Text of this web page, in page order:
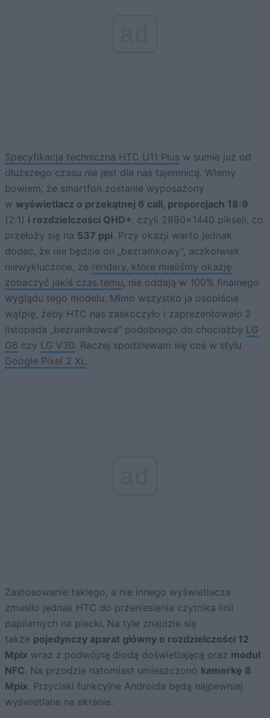
Specyfikacja techniczna HTC U11 Plus w sumie już od
dłuższego czasu nie jest dla nas tajemnicą. Wiemy
bowiem, że smartfon zostanie wyposażony
w wyświetlacz o przekątnej 6 cali, proporcjach 18:9
(2:1) i rozdzielczości QHD+ , czyli 2880×1440 pikseli, co
przełoży się na 537 ppi. Przy okazji warto jednak
dodać, że nie będzie on „bezramkowy”, aczkolwiek
niewykluczone, że rendery, które mieliśmy okazję
zobaczyć jakiś czas temu, nie oddają w 100% finalnego
wyglądu tego modelu. Mimo wszystko ja osobiście
wątpię, żeby HTC nas zaskoczyło i zaprezentowało 2
listopada „bezramkowca” podobnego do chociażby LG
G6 czy LG V30. Raczej spodziewam się coś w stylu
Google Pixel 2 XL .
Zastosowanie takiego, a nie innego wyświetlacza
zmusiło jednak HTC do przeniesienia czytnika linii
papilarnych na plecki. Na tyle znajdzie się
także pojedynczy aparat główny o rozdzielczości 12
Mpix wraz z podwójną diodą doświetlającą oraz moduł
NFC. Na przodzie natomiast umieszczono kamerkę 8
Mpix. Przyciski funkcyjne Androida będą najpewniej
wyświetlane na ekranie.